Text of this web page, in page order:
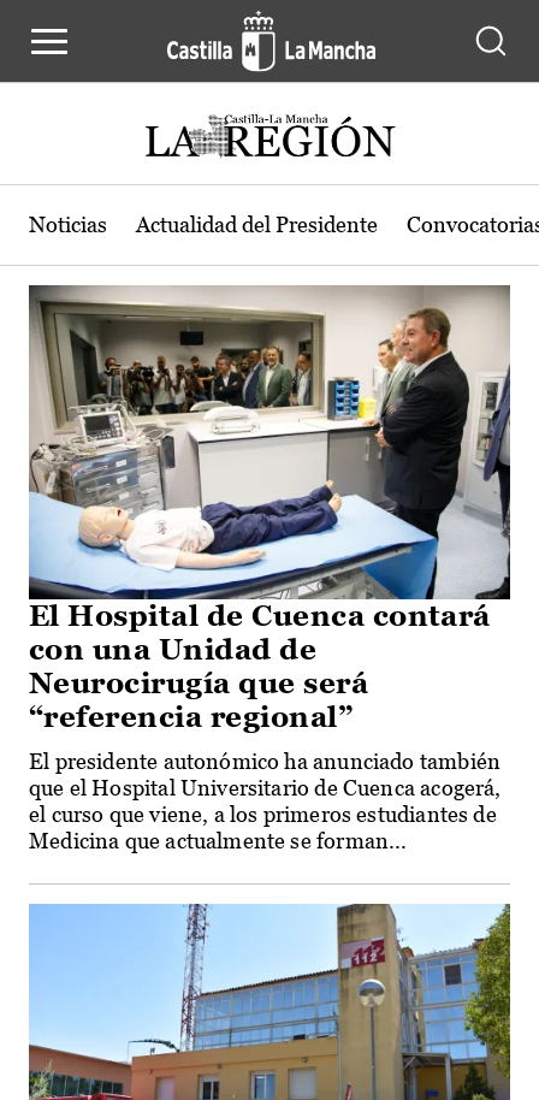
Actualidad de la región de Castilla-
Noticias Actualidad del Presidente
El Hospital de Cuenca contará
con una Unidad de
Neurocirugía que será
“referencia regional”
El presidente autonómico ha anunciado también
que el Hospital Universitario de Cuenca acogerá,
el curso que viene, a los primeros estudiantes de
Medicina que actualmente se forman...